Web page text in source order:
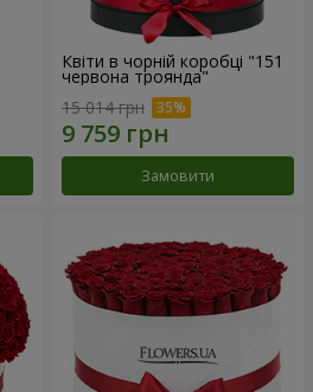
Квіти в чорній коробці "151
червона троянда"
15 014 грн
Замовити